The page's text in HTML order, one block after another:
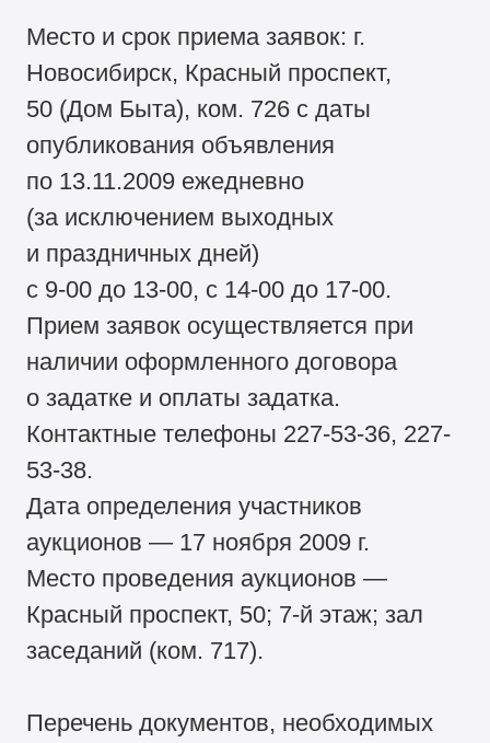
Место и срок приема заявок: г.
Новосибирск, Красный проспект,
50 (Дом Быта), ком. 726 с даты
опубликования объявления
по 13.11.2009 ежедневно
(за исключением выходных
и праздничных дней)
с 9-00 до 13-00, с 14-00 до 17-00.
Прием заявок осуществляется при
наличии оформленного договора
о задатке и оплаты задатка.
Контактные телефоны 227-53-36, 227-
53-38.
Дата определения участников
аукционов — 17 ноября 2009 г.
Место проведения аукционов —
Красный проспект, 50; 7-й этаж; зал
заседаний (ком. 717).
Перечень документов, необходимых